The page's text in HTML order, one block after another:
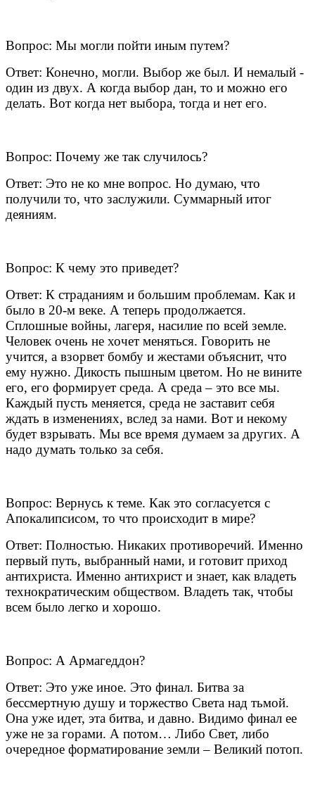
Вопрос: Мы могли пойти иным путем?
Ответ: Конечно, могли. Выбор же был. И немалый -
один из двух. А когда выбор дан, то и можно его
делать. Вот когда нет выбора, тогда и нет его.
Вопрос: Почему же так случилось?
Ответ: Это не ко мне вопрос. Но думаю, что
получили то, что заслужили. Суммарный итог
деяниям.
Вопрос: К чему это приведет?
Ответ: К страданиям и большим проблемам. Как и
было в 20-м веке. А теперь продолжается.
Сплошные войны, лагеря, насилие по всей земле.
Человек очень не хочет меняться. Говорить не
учится, а взорвет бомбу и жестами объяснит, что
ему нужно. Дикость пышным цветом. Но не вините
его, его формирует среда. А среда – это все мы.
Каждый пусть меняется, среда не заставит себя
ждать в изменениях, вслед за нами. Вот и некому
будет взрывать. Мы все время думаем за других. А
надо думать только за себя.
Вопрос: Вернусь к теме. Как это согласуется с
Апокалипсисом, то что происходит в мире?
Ответ: Полностью. Никаких противоречий. Именно
первый путь, выбранный нами, и готовит приход
антихриста. Именно антихрист и знает, как владеть
технократическим обществом. Владеть так, чтобы
всем было легко и хорошо.
Вопрос: А Армагеддон?
Ответ: Это уже иное. Это финал. Битва за
бессмертную душу и торжество Света над тьмой.
Она уже идет, эта битва, и давно. Видимо финал ее
уже не за горами. А потом… Либо Свет, либо
очередное форматирование земли – Великий потоп.